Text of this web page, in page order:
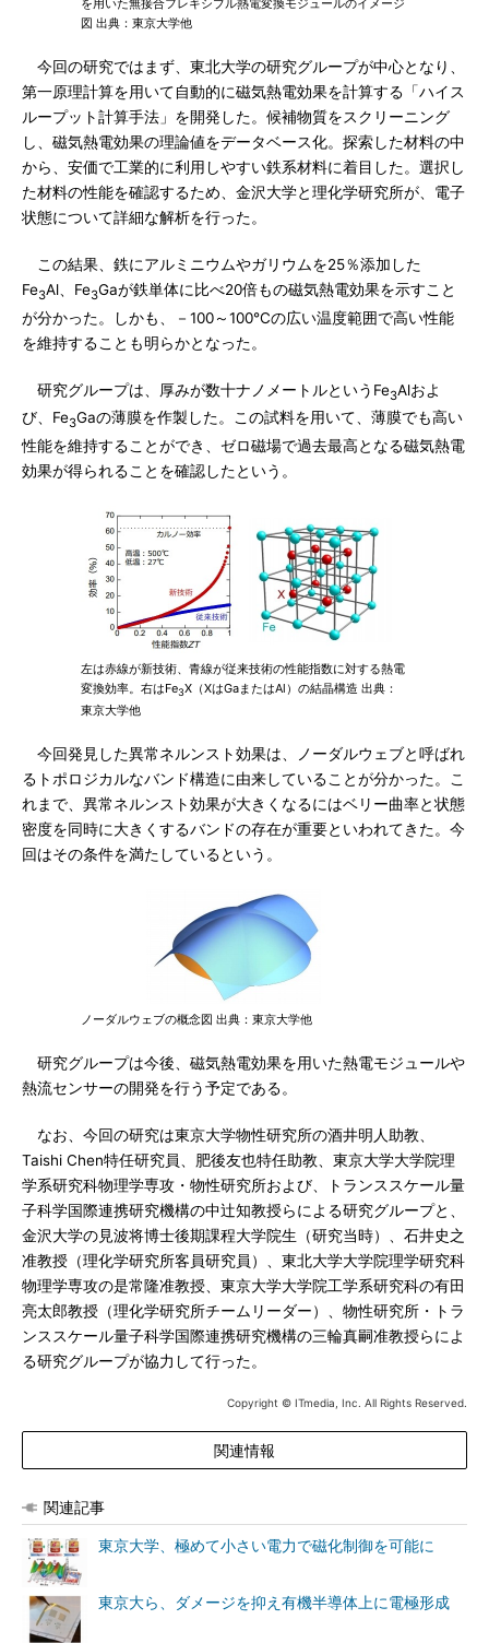
を用いた無接合フレキシブル熱電変換モジュールのイメージ
図 出典：東京大学他
今回の研究ではまず、東北大学の研究グループが中心となり、
第一原理計算を用いて自動的に磁気熱電効果を計算する「ハイス
ループット計算手法」を開発した。候補物質をスクリーニング
し、磁気熱電効果の理論値をデータベース化。探索した材料の中
から、安価で工業的に利用しやすい鉄系材料に着目した。選択し
た材料の性能を確認するため、金沢大学と理化学研究所が、電子
状態について詳細な解析を行った。
この結果、鉄にアルミニウムやガリウムを25％添加した
Fe3Al、Fe3Gaが鉄単体に比べ20倍もの磁気熱電効果を示すこと
が分かった。しかも、－100～100℃の広い温度範囲で高い性能
を維持することも明らかとなった。
研究グループは、厚みが数十ナノメートルというFe3Alおよ
び、Fe3Gaの薄膜を作製した。この試料を用いて、薄膜でも高い
性能を維持することができ、ゼロ磁場で過去最高となる磁気熱電
効果が得られることを確認したという。
左は赤線が新技術、青線が従来技術の性能指数に対する熱電
変換効率。右はFe3X（XはGaまたはAl）の結晶構造 出典：
東京大学他
今回発見した異常ネルンスト効果は、ノーダルウェブと呼ばれ
るトポロジカルなバンド構造に由来していることが分かった。こ
れまで、異常ネルンスト効果が大きくなるにはベリー曲率と状態
密度を同時に大きくするバンドの存在が重要といわれてきた。今
回はその条件を満たしているという。
ノーダルウェブの概念図 出典：東京大学他
研究グループは今後、磁気熱電効果を用いた熱電モジュールや
熱流センサーの開発を行う予定である。
なお、今回の研究は東京大学物性研究所の酒井明人助教、
Taishi Chen特任研究員、肥後友也特任助教、東京大学大学院理
学系研究科物理学専攻・物性研究所および、トランススケール量
子科学国際連携研究機構の中辻知教授らによる研究グループと、
金沢大学の見波将博士後期課程大学院生（研究当時）、石井史之
准教授（理化学研究所客員研究員）、東北大学大学院理学研究科
物理学専攻の是常隆准教授、東京大学大学院工学系研究科の有田
亮太郎教授（理化学研究所チームリーダー）、物性研究所・トラ
ンススケール量子科学国際連携研究機構の三輪真嗣准教授らによ
る研究グループが協力して行った。
Copyright © ITmedia, Inc. All Rights Reserved.
関連情報
関連記事
東京大学、極めて小さい電力で磁化制御を可能に
東京大ら、ダメージを抑え有機半導体上に電極形成